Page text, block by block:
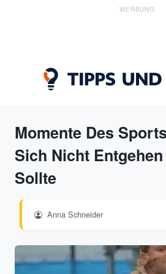
WERBUNG
Momente Des
Sich Nicht
Sollte
Anna Schneider